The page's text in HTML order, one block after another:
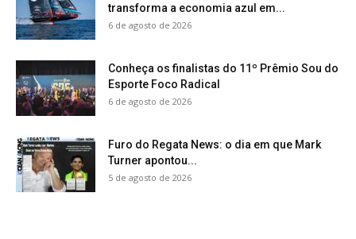
transforma a economia azul em...
6 de agosto de 2026
Conheça os finalistas do 11º Prêmio Sou do
Esporte Foco Radical
6 de agosto de 2026
Furo do Regata News: o dia em que Mark
Turner apontou...
5 de agosto de 2026